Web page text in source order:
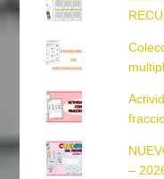
–